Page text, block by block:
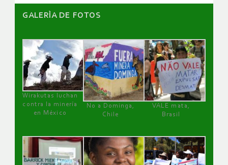
GALERÌA DE FOTOS
Wirakutas luchan
contra la minería
en México
No a Dominga,
Chile
VALE mata,
Brasil